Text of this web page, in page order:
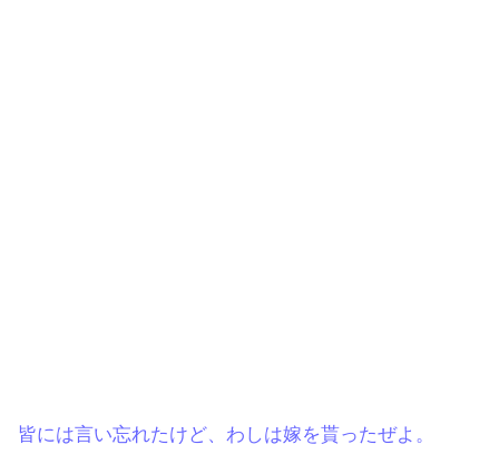
皆には言い忘れたけど、わしは嫁を貰ったぜよ。